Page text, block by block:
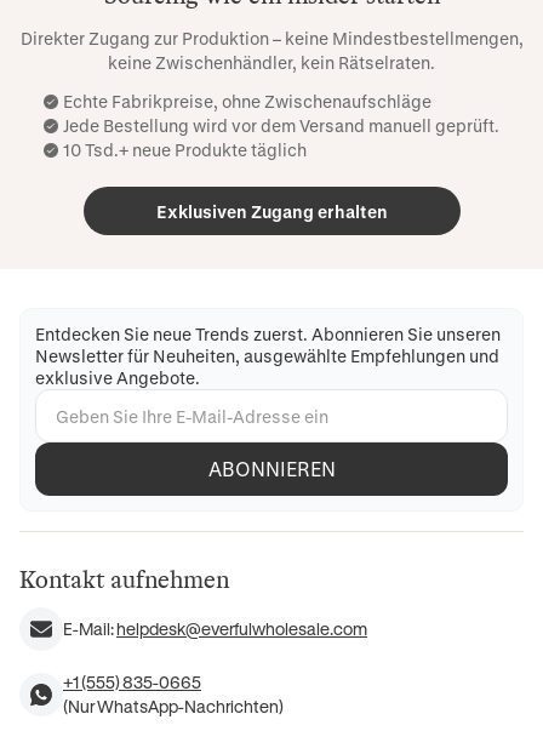
Direkter Zugang zur Produktion – keine Mindestbestellmengen,
keine Zwischenhändler, kein Rätselraten.
Echte Fabrikpreise, ohne Zwischenaufschläge
Jede Bestellung wird vor dem Versand manuell geprüft.
10 Tsd.+ neue Produkte täglich
Exklusiven Zugang erhalten
Entdecken Sie neue Trends zuerst. Abonnieren Sie unseren
Newsletter für Neuheiten, ausgewählte Empfehlungen und
exklusive Angebote.
ABONNIEREN
Kontakt aufnehmen
E-Mail:helpdesk@everfulwholesale.com
+1 (555) 835-0665
(Nur WhatsApp-Nachrichten)